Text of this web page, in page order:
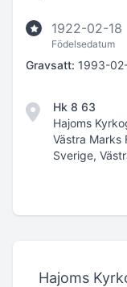
1922-02-18
Födelsedatum
Gravsatt: 1993-
Hk 8 63
Hajoms
Västra Marks
Sverige,
Hajoms